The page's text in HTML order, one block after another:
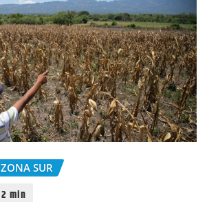
ZONA SUR